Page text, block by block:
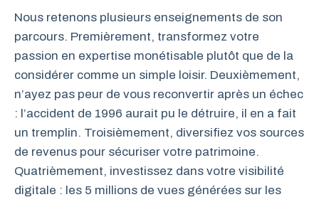
Nous retenons plusieurs enseignements de son
parcours. Premièrement, transformez votre
passion en expertise monétisable plutôt que de la
considérer comme un simple loisir. Deuxièmement,
n’ayez pas peur de vous reconvertir après un échec
: l’accident de 1996 aurait pu le détruire, il en a fait
un tremplin. Troisièmement, diversifiez vos sources
de revenus pour sécuriser votre patrimoine.
Quatrièmement, investissez dans votre visibilité
digitale : les 5 millions de vues générées sur les